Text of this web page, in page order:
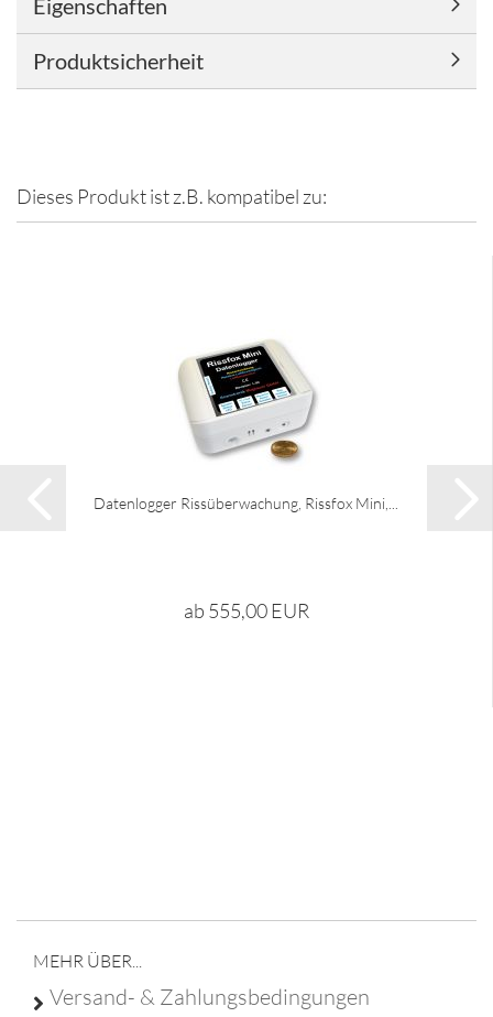
Eigenschaften
Produktsicherheit
Dieses Produkt ist z.B. kompatibel zu:
Datenlogger Rissüberwachung, Rissfox Mini,...
ab 555,00 EUR
MEHR ÜBER...
Versand- & Zahlungsbedingungen